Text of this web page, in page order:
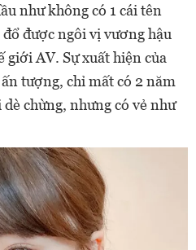
như không có 1 cái tên
được ngôi vị vương hậu
AV. Sự xuất hiện của
tượng, chỉ mất có 2 năm
chừng, nhưng có vẻ như